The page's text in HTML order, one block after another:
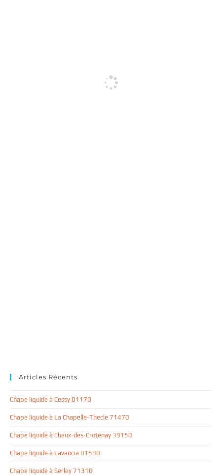
Articles Récents
Chape liquide à Cessy 01170
Chape liquide à La Chapelle-Thecle 71470
Chape liquide à Chaux-des-Crotenay 39150
Chape liquide à Lavancia 01590
Chape liquide à Serley 71310